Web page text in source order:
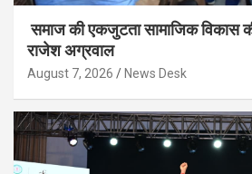
समाज की एकजुटता सामाजिक विकास
राजेश अग्रवाल
August 7, 2026 News Desk